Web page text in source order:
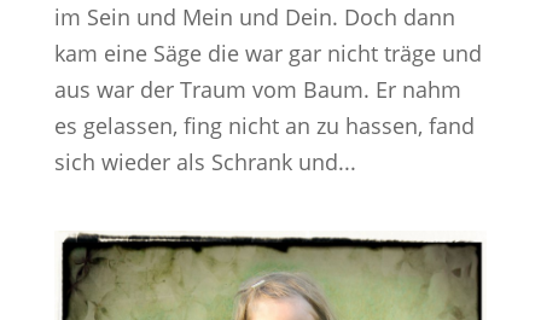
im Sein und Mein und Dein. Doch dann
kam eine Säge die war gar nicht träge und
aus war der Traum vom Baum. Er nahm
es gelassen, fing nicht an zu hassen, fand
sich wieder als Schrank und...